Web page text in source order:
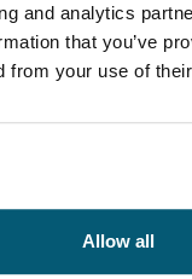
and analytics
that you’ve
from your use of
Allow all
construídos
anos possam ser
acreditamos que
Para
ciclo de vida de